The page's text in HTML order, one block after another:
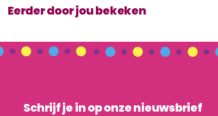
Eerder door jou bekeken
Schrijf je in op onze nieuwsbrief